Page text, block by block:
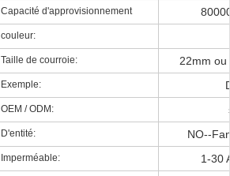
Capacité d'approvisionnement
couleur:
Taille de courroie: 22mm
Exemple:
OEM / ODM:
D'entité: NO--
Imperméable: 1-30